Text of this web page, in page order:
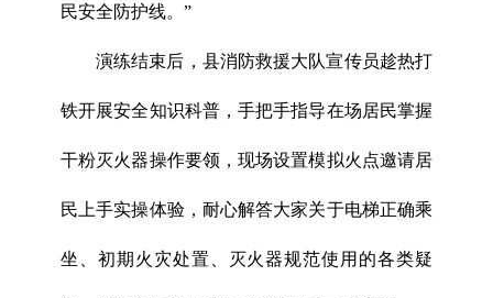
民安全防护线。”
演练结束后，县消防救援大队宣传员趁热打
铁开展安全知识科普，手把手指导在场居民掌握
干粉灭火器操作要领，现场设置模拟火点邀请居
民上手实操体验，耐心解答大家关于电梯正确乘
坐、初期火灾处置、灭火器规范使用的各类疑